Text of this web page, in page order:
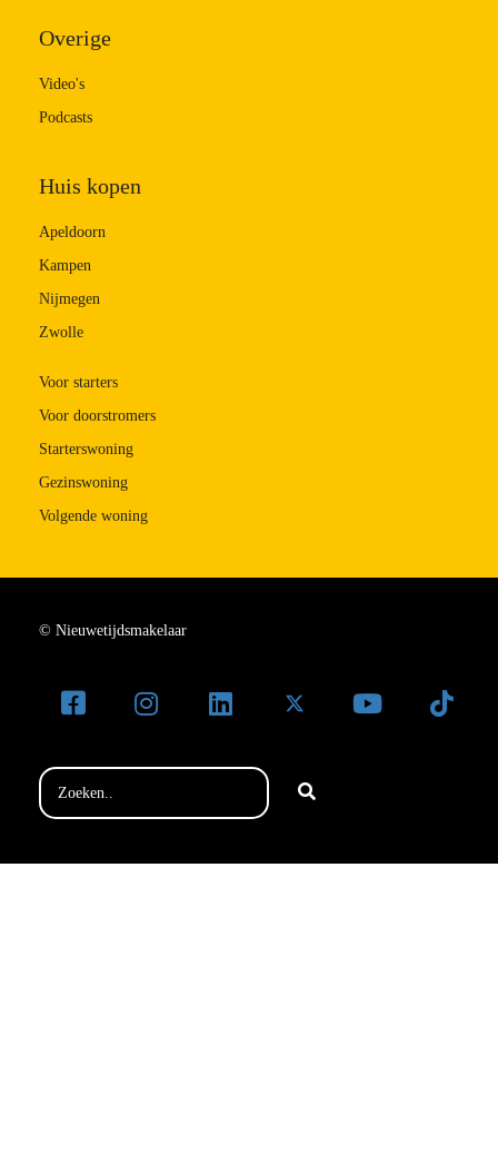
Overige
Video's
Podcasts
Huis kopen
Apeldoorn
Kampen
Nijmegen
Zwolle
Voor starters
Voor doorstromers
Starterswoning
Gezinswoning
Volgende woning
© Nieuwetijdsmakelaar